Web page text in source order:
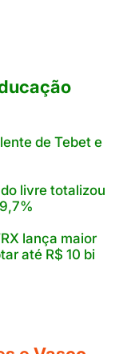
de Tebet e
livre totalizou
lança maior
até R$ 10 bi